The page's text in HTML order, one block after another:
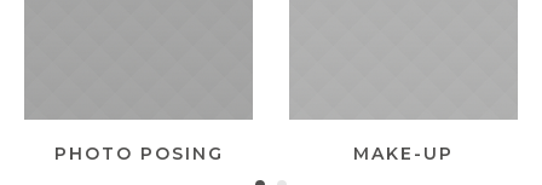
PHOTO POSING MAKE-UP